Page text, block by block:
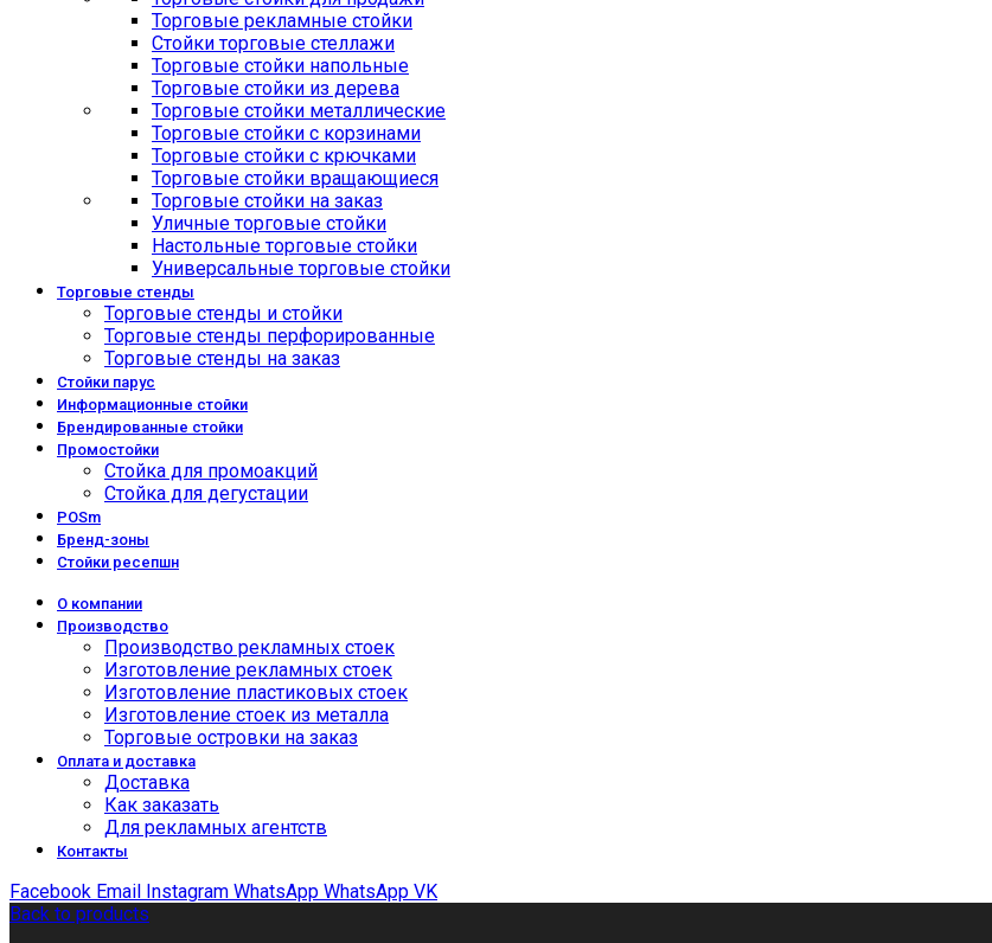
Торговые рекламные стойки
Стойки торговые стеллажи
Торговые стойки напольные
Торговые стойки из дерева
Торговые стойки металлические
Торговые стойки с корзинами
Торговые стойки с крючками
Торговые стойки вращающиеся
Торговые стойки на заказ
Уличные торговые стойки
Настольные торговые стойки
Универсальные торговые стойки
Торговые стенды
Торговые стенды и стойки
Торговые стенды перфорированные
Торговые стенды на заказ
Стойки парус
Информационные стойки
Брендированные стойки
Промостойки
Стойка для промоакций
Стойка для дегустации
POSm
Бренд-зоны
Стойки ресепшн
О компании
Производство
Производство рекламных стоек
Изготовление рекламных стоек
Изготовление пластиковых стоек
Изготовление стоек из металла
Торговые островки на заказ
Оплата и доставка
Доставка
Как заказать
Для рекламных агентств
Контакты
Facebook Email Instagram WhatsApp WhatsApp VK
Back to products